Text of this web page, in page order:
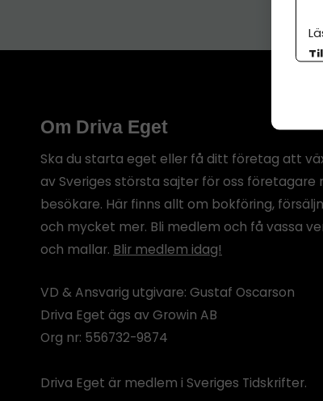
Om Driva Eget
Ska du starta eget eller få ditt företag att
av Sveriges största sajter för oss företagare
besökare. Här finns allt om bokföring,
och mycket mer. Bli medlem och få vassa
och mallar. Blir medlem idag!
VD & Ansvarig utgivare: Gustaf Oscarson
Driva Eget ägs av Growin AB
Org nr: 556732-9874
Driva Eget är medlem i Sveriges Tidskrifter.